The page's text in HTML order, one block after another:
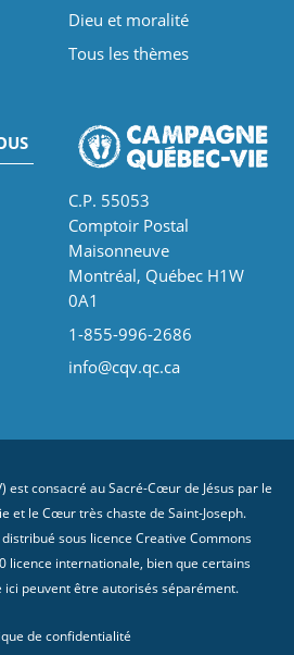
Dieu et moralité
Tous les thèmes
C.P. 55053
Comptoir Postal
Maisonneuve
Montréal, Québec H1W
0A1
1-855-996-2686
info@cqv.qc.ca
est consacré au Sacré-Cœur de Jésus par le
et le Cœur très chaste de Saint-Joseph.
sous licence Creative Commons
licence internationale, bien que certains
peuvent être autorisés séparément.
de confidentialité